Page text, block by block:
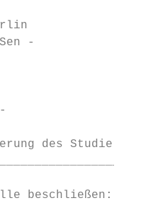
-
des
beschließen: